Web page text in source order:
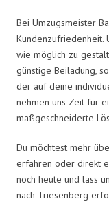
Bei Umzugsmeister
Kundenzufriedenheit.
wie möglich zu
günstige Beiladung,
der auf deine
nehmen uns Zeit für
maßgeschneiderte
Du möchtest mehr
erfahren oder direkt
noch heute und lass
nach Triesenberg